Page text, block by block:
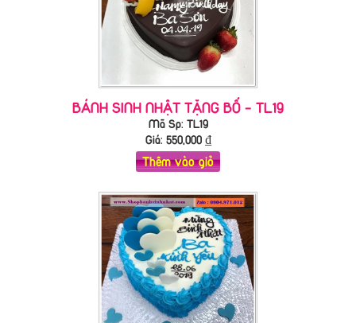
BÁNH SINH NHẬT TẶNG BỐ - TL19
Mã Sp: TL19
Giá: 550,000₫
Thêm vào giỏ